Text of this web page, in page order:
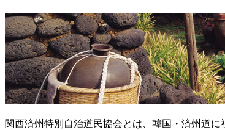
関西済州特別自治道民協会とは、韓国・済州道